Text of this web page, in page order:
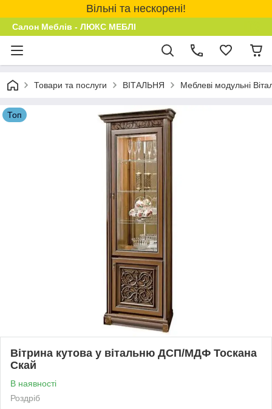
Вільні та нескорені!
Салон Меблів - ЛЮКС МЕБЛІ
Товари та послуги ВІТАЛЬНЯ Меблеві модульні
Топ
Вітрина кутова у вітальню ДСП/МДФ Тоскана
Скай
В наявності
Роздріб